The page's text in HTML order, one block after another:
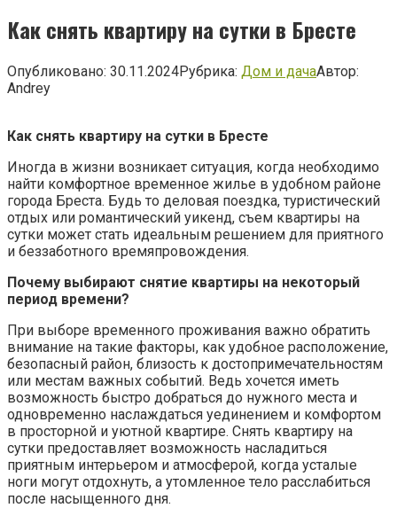
Как снять квартиру на сутки в Бресте
Опубликовано: 30.11.2024Рубрика: Дом и дачаАвтор:
Andrey
Как снять квартиру на сутки в Бресте
Иногда в жизни возникает ситуация, когда необходимо
найти комфортное временное жилье в удобном районе
города Бреста. Будь то деловая поездка, туристический
отдых или романтический уикенд, съем квартиры на
сутки может стать идеальным решением для приятного
и беззаботного времяпровождения.
Почему выбирают снятие квартиры на некоторый
период времени?
При выборе временного проживания важно обратить
внимание на такие факторы, как удобное расположение,
безопасный район, близость к достопримечательностям
или местам важных событий. Ведь хочется иметь
возможность быстро добраться до нужного места и
одновременно наслаждаться уединением и комфортом
в просторной и уютной квартире. Снять квартиру на
сутки предоставляет возможность насладиться
приятным интерьером и атмосферой, когда усталые
ноги могут отдохнуть, а утомленное тело расслабиться
после насыщенного дня.